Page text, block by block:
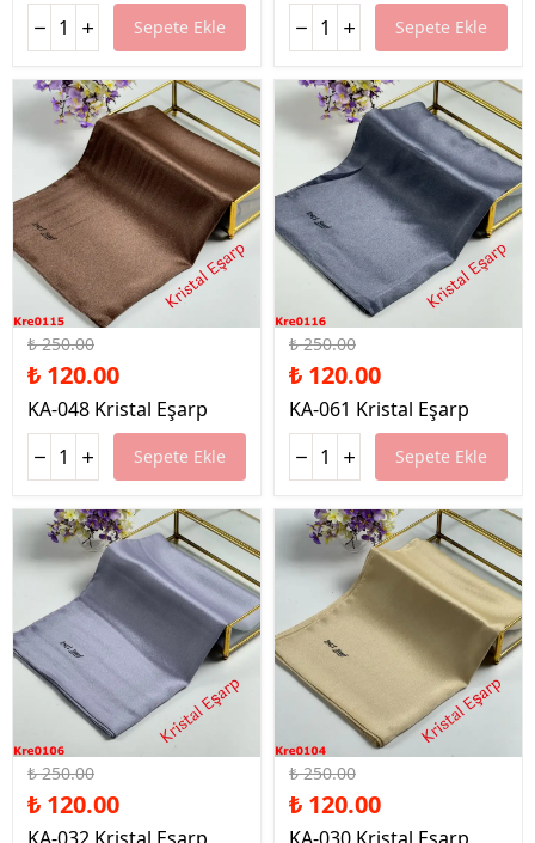
Sepete Ekle Sepete Ekle
%52 İndirim
₺ 250.00
₺ 120.00
KA-048 Kristal Eşarp
Sepete Ekle
%52 İndirim
₺ 250.00
₺ 120.00
KA-061 Kristal Eşarp
Sepete Ekle
%52 İndirim
₺ 250.00
₺ 120.00
%52 İndirim
₺ 250.00
₺ 120.00